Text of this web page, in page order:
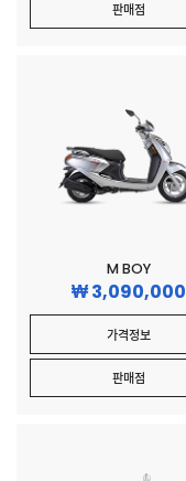
판매점
M BOY
3,090,000
가격정보
판매점